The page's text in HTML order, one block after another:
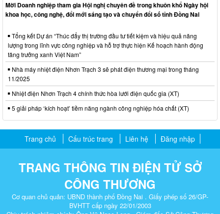
Mời Doanh nghiệp tham gia Hội nghị chuyên đề trong khuôn khổ Ngày hội
khoa học, công nghệ, đổi mới sáng tạo và chuyển đổi số tỉnh Đồng Nai
Tổng kết Dự án “Thúc đẩy thị trường đầu tư tiết kiệm và hiệu quả năng
lượng trong lĩnh vực công nghiệp và hỗ trợ thực hiện Kế hoạch hành động
tăng trưởng xanh Việt Nam”
Nhà máy nhiệt điện Nhơn Trạch 3 sẽ phát điện thương mại trong tháng
11/2025
Nhiệt điện Nhơn Trạch 4 chính thức hòa lưới điện quốc gia (XT)
5 giải pháp ‘kích hoạt’ tiềm năng ngành công nghiệp hóa chất (XT)
Trang chủ Cấu trúc trang Liên hệ Đăng nhập
TRANG THÔNG TIN ĐIỆN TỬ SỞ
CÔNG THƯƠNG
Cơ quan chủ quản: UBND thành phố Đồng Nai . Giấy phép số 26/GP-
BVHTT cấp ngày 22/01/2003